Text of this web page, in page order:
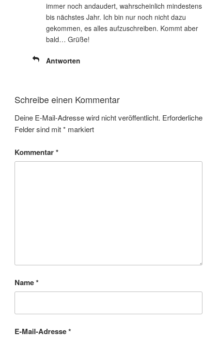
immer noch andaudert, wahrscheinlich mindestens
bis nächstes Jahr. Ich bin nur noch nicht dazu
gekommen, es alles aufzuschreiben. Kommt aber
bald… Grüße!
Antworten
Schreibe einen Kommentar
Deine E-Mail-Adresse wird nicht veröffentlicht. Erforderliche
Felder sind mit* markiert
Kommentar*
Name*
E-Mail-Adresse*